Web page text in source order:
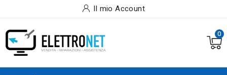
Il mio Account
0